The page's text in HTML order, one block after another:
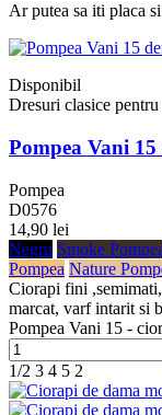
Ar putea sa iti placa si
Disponibil
Dresuri clasice pentru
Pompea Vani
Pompea
D0576
14,90 lei
Negru Smoke
Pompea Nature
Ciorapi fini
marcat, varf intarit si
Pompea Vani 15 -
1/2 3 4 5 2